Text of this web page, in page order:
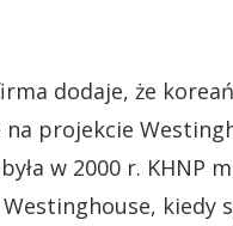
dodaje, że
projekcie
w 2000 r. KHNP
kiedy